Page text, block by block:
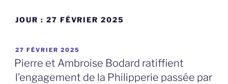
JOUR : 27 FÉVRIER 2025
PUBLIÉ
LE
27 FÉVRIER 2025
Pierre et Ambroise Bodard ratiffient
l’engagement de la Philipperie passée par